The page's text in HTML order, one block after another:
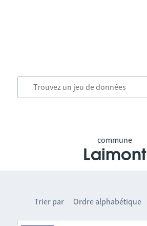
commune
Laimont
Trier par Ordre alphabétique